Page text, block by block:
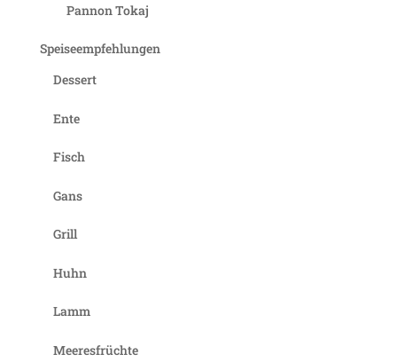
Pannon Tokaj
Speiseempfehlungen
Dessert
Ente
Fisch
Gans
Grill
Huhn
Lamm
Meeresfrüchte